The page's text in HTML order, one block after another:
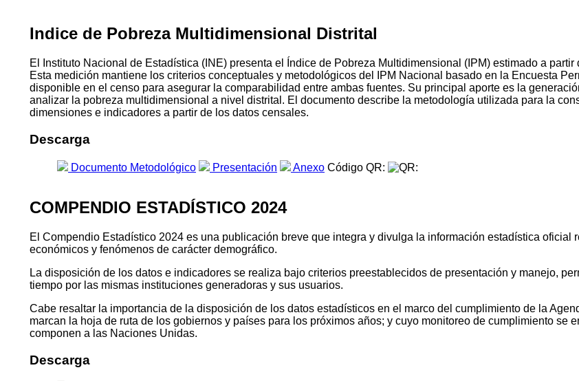
Indice de Pobreza Multidimensional Distrital
El Instituto Nacional de Estadística (INE) presenta el Índice de Pobreza Multidimensional (IPM) estimado a
Esta medición mantiene los criterios conceptuales y metodológicos del IPM Nacional basado en la Encuesta
disponible en el censo para asegurar la comparabilidad entre ambas fuentes. Su principal aporte es la
analizar la pobreza multidimensional a nivel distrital. El documento describe la metodología utilizada para la
dimensiones e indicadores a partir de los datos censales.
Descarga
Documento Metodológico Presentación Anexo Código QR:
COMPENDIO ESTADÍSTICO 2024
El Compendio Estadístico 2024 es una publicación breve que integra y divulga la información estadística oficial
económicos y fenómenos de carácter demográfico.
La disposición de los datos e indicadores se realiza bajo criterios preestablecidos de presentación y manejo,
tiempo por las mismas instituciones generadoras y sus usuarios.
Cabe resaltar la importancia de la disposición de los datos estadísticos en el marco del cumplimiento de la
marcan la hoja de ruta de los gobiernos y países para los próximos años; y cuyo monitoreo de cumplimiento se
componen a las Naciones Unidas.
Descarga